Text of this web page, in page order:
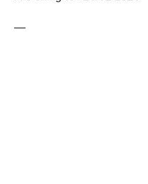
—